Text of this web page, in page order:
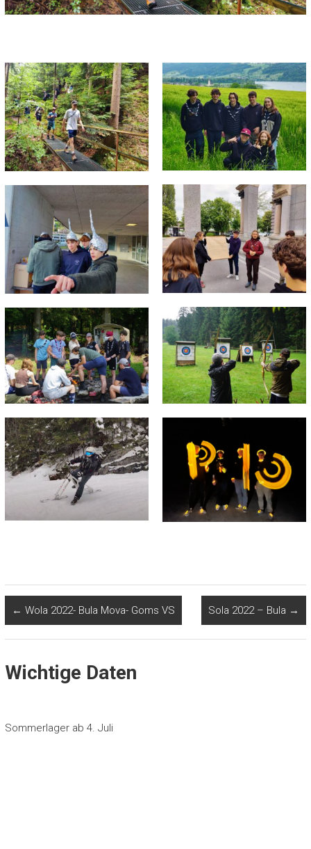
← Wola 2022- Bula Mova- Goms VS Sola 2022 – Bula →
Wichtige Daten
Sommerlager ab 4. Juli